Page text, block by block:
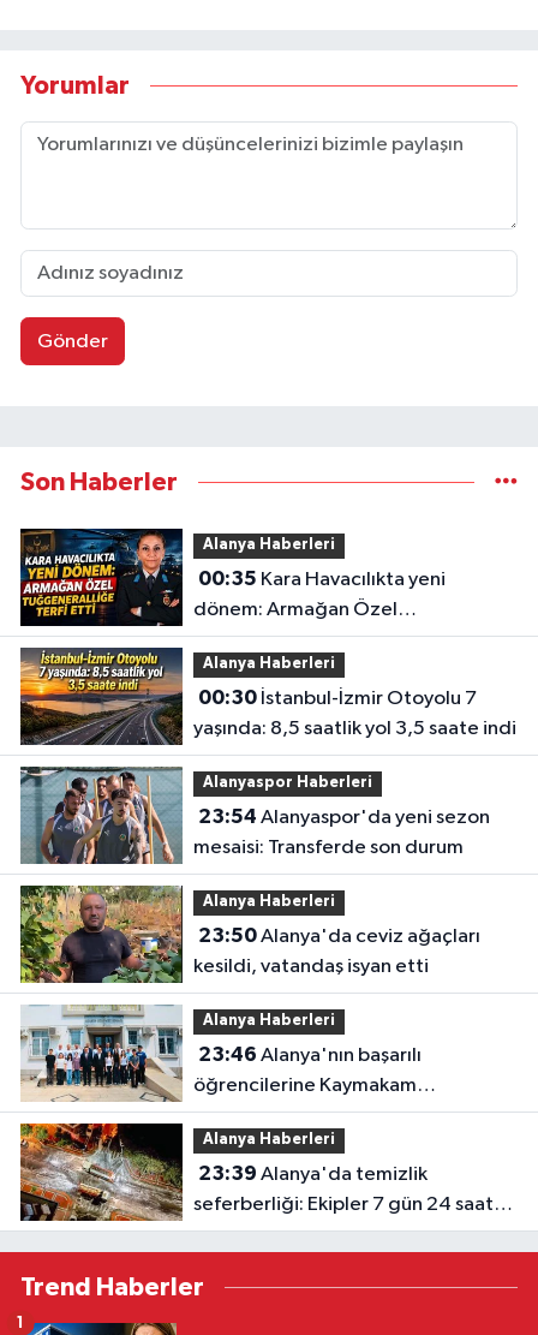
Yorumlar
Gönder
Son Haberler
Alanya Haberleri
00:35
dönem: Armağan Özel
Tuğgeneralliğe terfi etti
Alanya Haberleri
00:30İstanbul-İzmir Otoyolu 7
yaşında: 8,5 saatlik yol 3,5 saate indi
Alanyaspor Haberleri
23:54
mesaisi: Transferde son durum
Alanya Haberleri
23:50Alanya'da ceviz ağaçları
kesildi, vatandaş isyan etti
Alanya Haberleri
23:46
öğrencilerine Kaymakam
Öztürk'ten tebrik
Alanya Haberleri
23:39
seferberliği: Ekipler 7 gün 24 saat
sahada
Trend Haberler
1